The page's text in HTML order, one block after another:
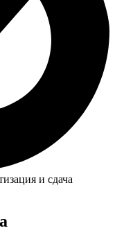
и сдача